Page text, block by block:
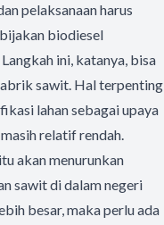
pelaksanaan harus
biodiesel
ini, katanya, bisa
sawit. Hal terpenting
lahan sebagai upaya
relatif rendah.
akan menurunkan
sawit di dalam negeri
besar, maka perlu ada